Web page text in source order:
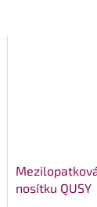
nosítku QUSY